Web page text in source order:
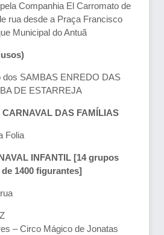
Companhia El Carromato de
rua desde a Praça Francisco
Municipal do Antuã
dos SAMBAS ENREDO DAS
DE ESTARREJA
CARNAVAL DAS FAMÍLIAS
Folia
INFANTIL [14 grupos
1400 figurantes]
– Circo Mágico de Jonatas